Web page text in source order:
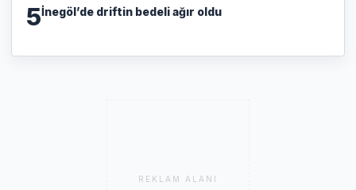
5İnegöl’de driftin bedeli ağır oldu
REKLAM ALANI